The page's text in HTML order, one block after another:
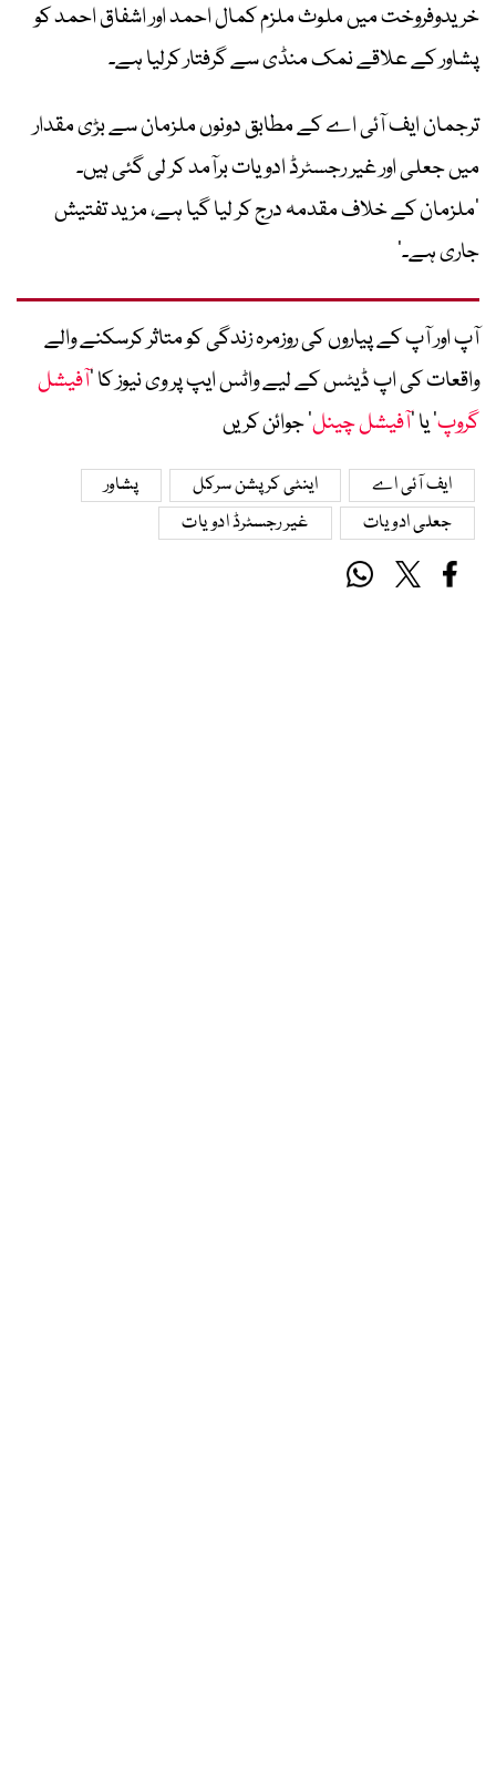
خریدوفروخت میں ملوث ملزم کمال احمد اور اشفاق احمد کو
پشاور کے علاقے نمک منڈی سے گرفتار کرلیا ہے۔
ترجمان ایف آئی اے کے مطابق دونوں ملزمان سے بڑی مقدار
میں جعلی اور غیر رجسٹرڈ ادویات برآمد کر لی گئی ہیں۔
’ملزمان کے خلاف مقدمہ درج کر لیا گیا ہے، مزید تفتیش
جاری ہے۔‘
آپ اور آپ کے پیاروں کی روزمرہ زندگی کو متاثر کرسکنے والے
واقعات کی اپ ڈیٹس کے لیے واٹس ایپ پر وی نیوز کا ’آفیشل
گروپ‘ یا ’آفیشل چینل‘ جوائن کریں
ایف آئی اے اینٹی کرپشن سرکل
پشاور
جعلی ادویات
غیر رجسٹرڈ ادویات